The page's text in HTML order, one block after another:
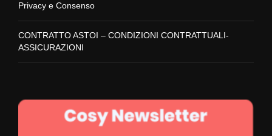
Privacy e Consenso
CONTRATTO ASTOI – CONDIZIONI CONTRATTUALI-
ASSICURAZIONI